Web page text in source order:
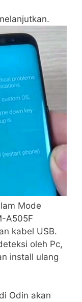
Mode
A505F
kabel USB.
oleh Pc,
install ulang
Odin akan